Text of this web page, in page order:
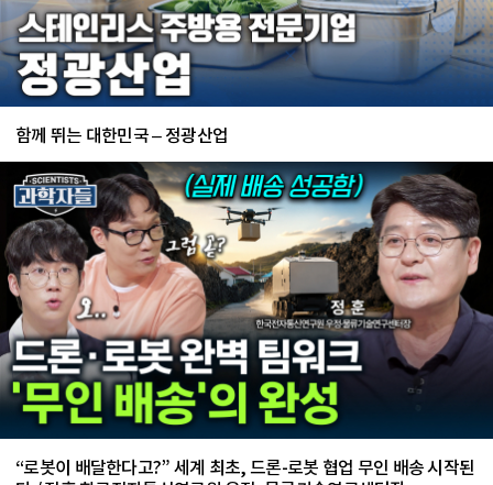
함께 뛰는 대한민국 – 정광산업
“로봇이 배달한다고?” 세계 최초, 드론-로봇 협업 무인 배송 시작된